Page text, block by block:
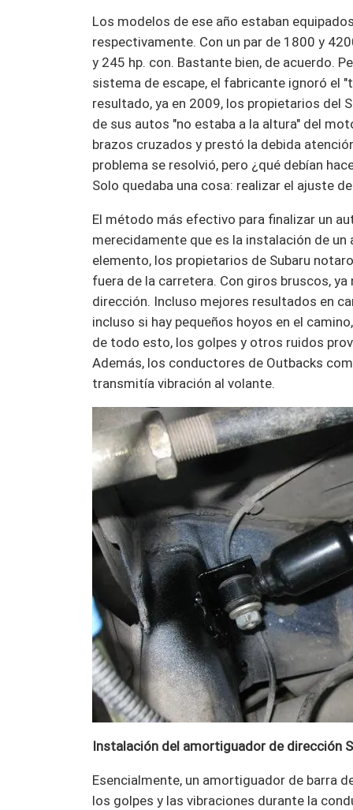
Los modelos de ese año estaban
respectivamente. Con un par de 1800 y
y 245 hp. con. Bastante bien, de acuerdo.
sistema de escape, el fabricante ignoró el
resultado, ya en 2009, los propietarios del
de sus autos "no estaba a la altura" del
brazos cruzados y prestó la debida
problema se resolvió, pero ¿qué debían
Solo quedaba una cosa: realizar el ajuste
El método más efectivo para finalizar un
merecidamente que es la instalación de
elemento, los propietarios de Subaru
fuera de la carretera. Con giros bruscos,
dirección. Incluso mejores resultados en
incluso si hay pequeños hoyos en el
de todo esto, los golpes y otros ruidos
Además, los conductores de Outbacks
transmitía vibración al volante.
Instalación del amortiguador de dirección
Esencialmente, un amortiguador de barra
los golpes y las vibraciones durante la